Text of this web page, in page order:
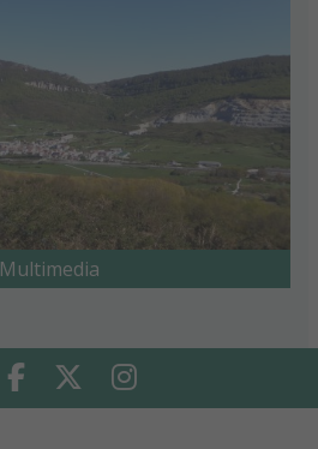
Multimedia
Facebook Twitter Instagram